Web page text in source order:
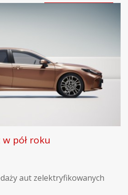
pół roku
aut zelektryfikowanych